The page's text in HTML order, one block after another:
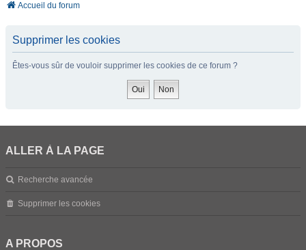
Accueil du forum
Supprimer les cookies
Êtes-vous sûr de vouloir supprimer les cookies de ce forum ?
ALLER À LA PAGE
Recherche avancée
Supprimer les cookies
A PROPOS